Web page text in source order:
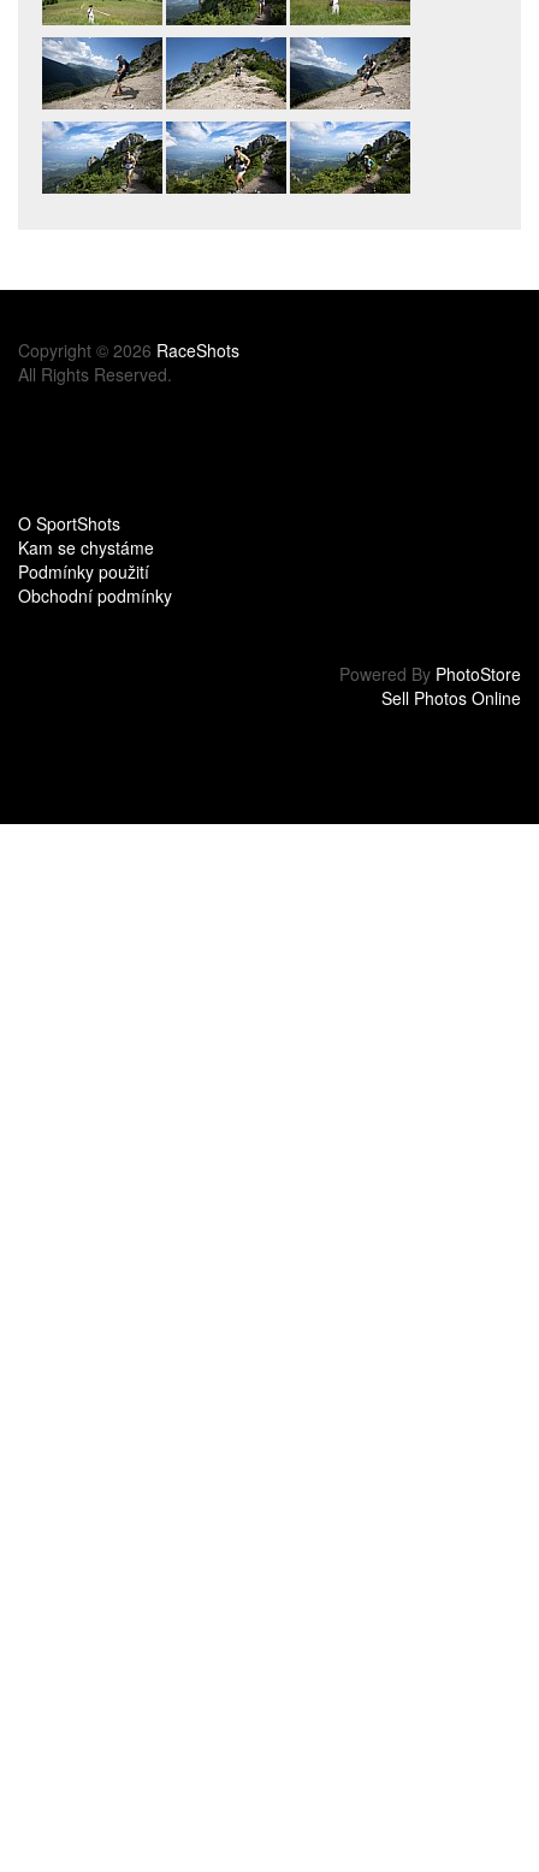
Copyright © 2026 RaceShots
All Rights Reserved.
O SportShots
Kam se chystáme
Podmínky použití
Obchodní podmínky
Powered By PhotoStore
Sell Photos Online